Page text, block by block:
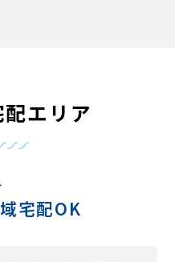
エリア
宅配OK